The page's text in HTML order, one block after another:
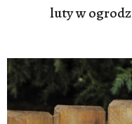
luty w